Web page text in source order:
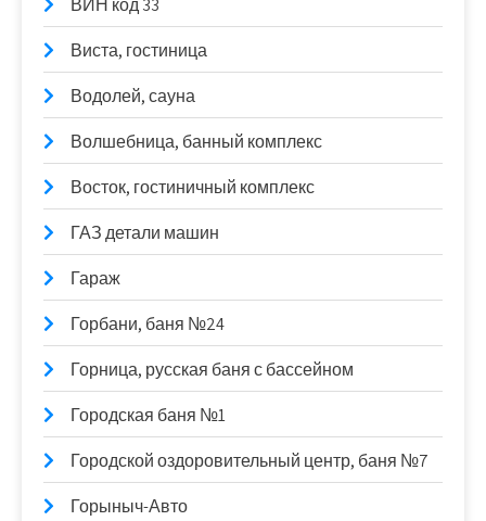
ВИН код 33
Виста, гостиница
Водолей, сауна
Волшебница, банный комплекс
Восток, гостиничный комплекс
ГАЗ детали машин
Гараж
Горбани, баня №24
Горница, русская баня с бассейном
Городская баня №1
Городской оздоровительный центр, баня №7
Горыныч-Авто